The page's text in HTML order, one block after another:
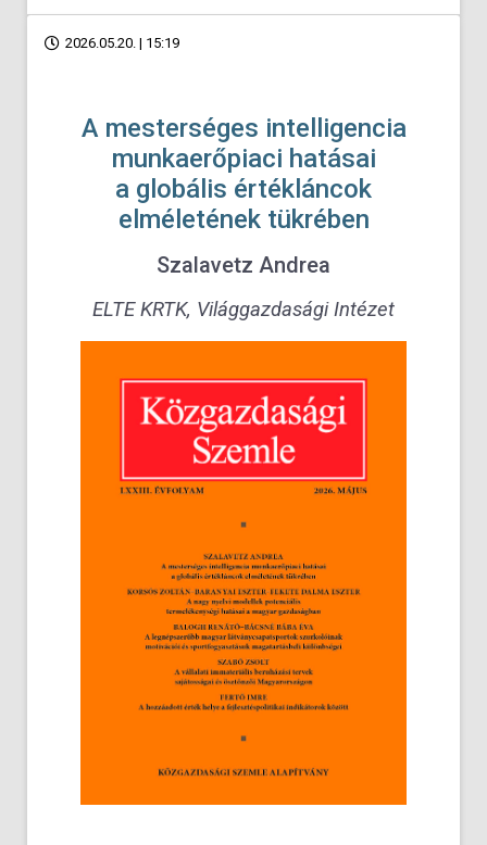
2026.05.20. | 15:19
A mesterséges intelligencia
munkaerőpiaci hatásai
a globális értékláncok
elméletének tükrében
Szalavetz Andrea
ELTE KRTK, Világgazdasági Intézet